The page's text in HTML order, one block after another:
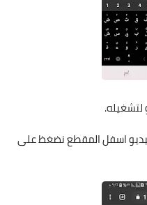
اسفل المقطع نضغظ على